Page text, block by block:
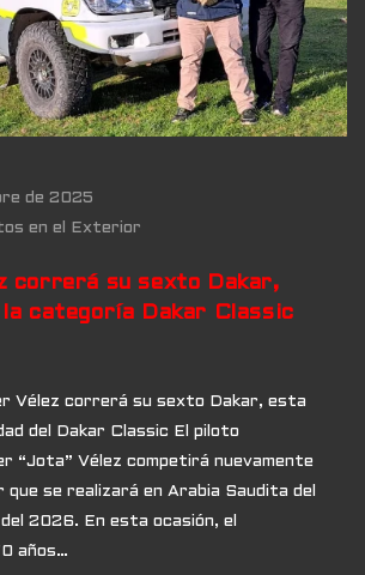
de 2025
en el Exterior
correrá su sexto Dakar,
categoría Dakar Classic
Vélez correrá su sexto Dakar, esta
del Dakar Classic El piloto
“Jota” Vélez competirá nuevamente
que se realizará en Arabia Saudita del
2026. En esta ocasión, el
años…